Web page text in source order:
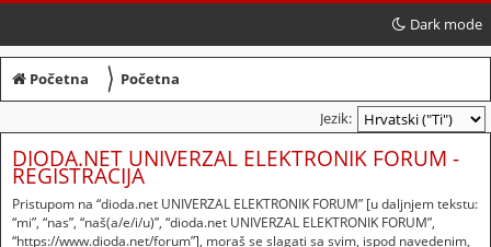
Dark mode
Početna 〉 Početna
Jezik:
DIODA.NET UNIVERZAL ELEKTRONIK FORUM -
REGISTRACIJA
Pristupom na “dioda.net UNIVERZAL ELEKTRONIK FORUM” [u daljnjem tekstu:
“mi”, “nas”, “naš(a/e/i/u)”, “dioda.net UNIVERZAL ELEKTRONIK FORUM”,
“https://www.dioda.net/forum”], moraš se slagati sa svim, ispod navedenim,